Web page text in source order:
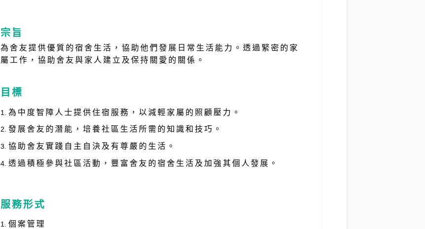
宗旨
為舍友提供優質的宿舍生活，協助他們發展日常生活能力。透過緊密的家
屬工作，協助舍友與家人建立及保持關愛的關係。
目標
為中度智障人士提供住宿服務，以減輕家屬的照顧壓力。
發展舍友的潛能，培養社區生活所需的知識和技巧。
協助舍友實踐自主自決及有尊嚴的生活。
透過積極參與社區活動，豐富舍友的宿舍生活及加強其個人發展。
服務形式
個案管理